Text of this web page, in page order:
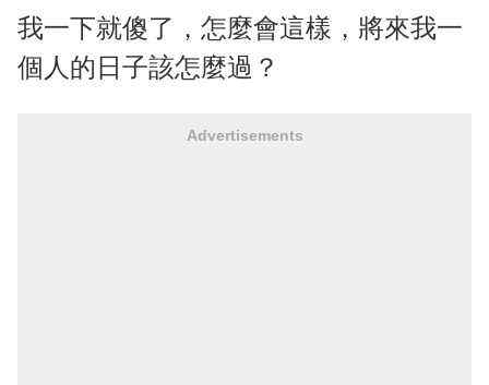
我一下就傻了，怎麼會這樣，將來我一
個人的日子該怎麼過？
Advertisements